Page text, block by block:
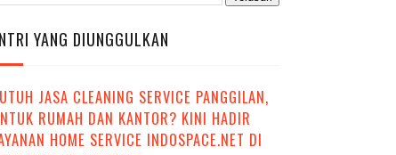
YANG DIUNGGULKAN
JASA CLEANING SERVICE PANGGILAN,
RUMAH DAN KANTOR? KINI HADIR
HOME SERVICE INDOSPACE.NET DI